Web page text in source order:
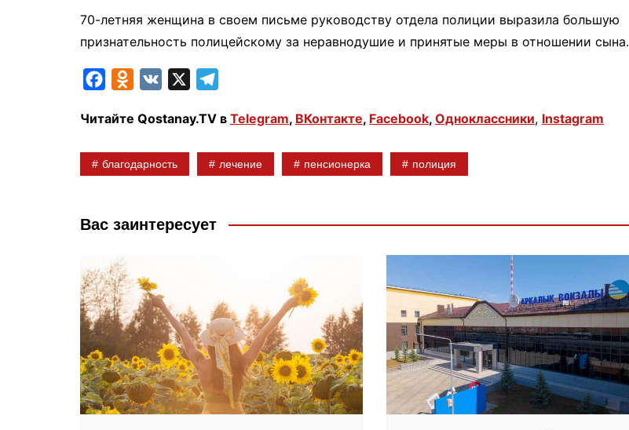
70-летняя женщина в своем письме руководству отдела полиции выразила большую
признательность полицейскому за неравнодушие и принятые меры в отношении сына.
c
b
k
n
k
s
n
k
l
g
Читайте Qostanay.TV в Telegram, ВКонтакте, Facebook, Одноклассники, Instagram
благодарность лечение пенсионерка полиция
Вас заинтересует